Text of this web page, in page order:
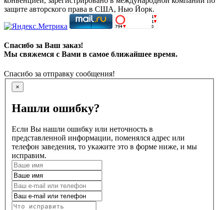
защите авторского права в США, Нью Йорк.
Спасибо за Ваш заказ!
Мы свяжемся с Вами в самое ближайшее время.
Спасибо за отправку сообщения!
×
Нашли ошибку?
Если Вы нашли ошибку или неточность в
представленной информации, поменялся адрес или
телефон заведения, то укажите это в форме ниже, и мы
исправим.